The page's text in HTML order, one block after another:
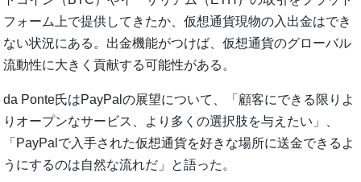
フォーム上で提供してきたか、仮想通貨現物の入出金はでき
ない状況にある。出金機能がつけば、仮想通貨のグローバル
流動性に大きく貢献する可能性がある。
da Ponte氏はPayPalの展望について、「顧客にできる限りよ
りオープンなサービス、より多くの選択肢を与えたい」、
「PayPalで入手された仮想通貨を好きな場所に送金できるよ
うにするのは自然な流れだ」と語った。